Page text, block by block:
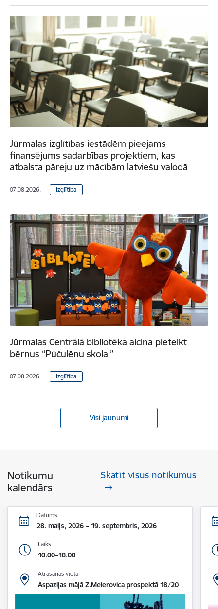
Jūrmalas izglītības iestādēm pieejams
finansējums sadarbības projektiem, kas
atbalsta pāreju uz mācībām latviešu valodā
07.08.2026. Izglītība
Jūrmalas Centrālā bibliotēka aicina pieteikt
bērnus “Pūčulēnu skolai”
07.08.2026. Izglītība
Visi jaunumi
Notikumu
kalendārs
Skatīt visus notikumus
Datums
28. maijs, 2026 – 19. septembris, 2026
Laiks
10.00–18.00
Atrašanās vieta
Aspazijas mājā Z.Meierovica prospektā 18/20